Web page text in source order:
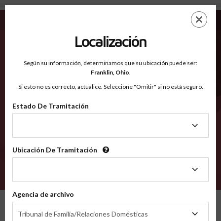
Wayne IA - Condados Reconocidos
EN
Condados Reconocidos
2600
Localización
Según su información, determinamos que su ubicación puede ser:
Franklin, Ohio.
Si esto no es correcto, actualice. Seleccione "Omitir" si no está seguro.
Estado De Tramitación
Tramitación
Ubicación De Tramitación
Tramitación
Agencia de archivo
Tribunal de Familia/Relaciones Domésticas
de